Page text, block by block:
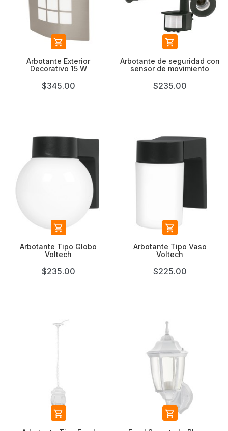

Arbotante Exterior
Decorativo 15 W
$345.00

Arbotante de seguridad con
sensor de movimiento
$235.00

Arbotante Tipo Globo
Voltech
$235.00

Arbotante Tipo Vaso
Voltech
$225.00
 